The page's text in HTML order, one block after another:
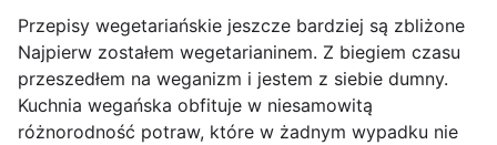
Przepisy wegetariańskie jeszcze bardziej są zbliżone
Najpierw zostałem wegetarianinem. Z biegiem czasu
przeszedłem na weganizm i jestem z siebie dumny.
Kuchnia wegańska obfituje w niesamowitą
różnorodność potraw, które w żadnym wypadku nie